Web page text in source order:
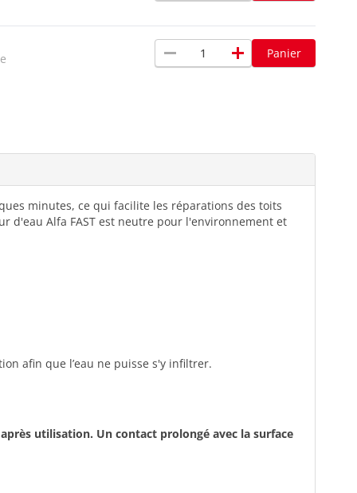
remove add Panier
minutes, ce qui facilite les réparations des toits
d'eau Alfa FAST est neutre pour l'environnement et
afin que l’eau ne puisse s'y infiltrer.
utilisation. Un contact prolongé avec la surface